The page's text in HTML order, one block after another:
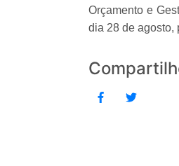
Orçamento e
dia 28 de agosto,